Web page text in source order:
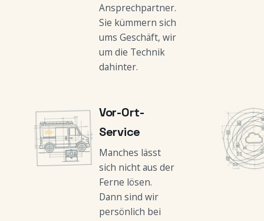
Ansprechpartner.
Sie kümmern sich
ums Geschäft, wir
um die Technik
dahinter.
Vor-Ort-
Service
Manches lässt
sich nicht aus der
Ferne lösen.
Dann sind wir
persönlich bei